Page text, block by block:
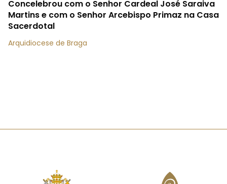
Concelebrou com o Senhor Cardeal José Saraiva
Martins e com o Senhor Arcebispo Primaz na Casa
Sacerdotal
Arquidiocese de Braga